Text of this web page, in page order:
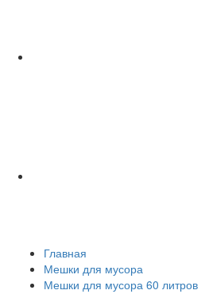
Главная
Мешки для мусора
Мешки для мусора 60 литров